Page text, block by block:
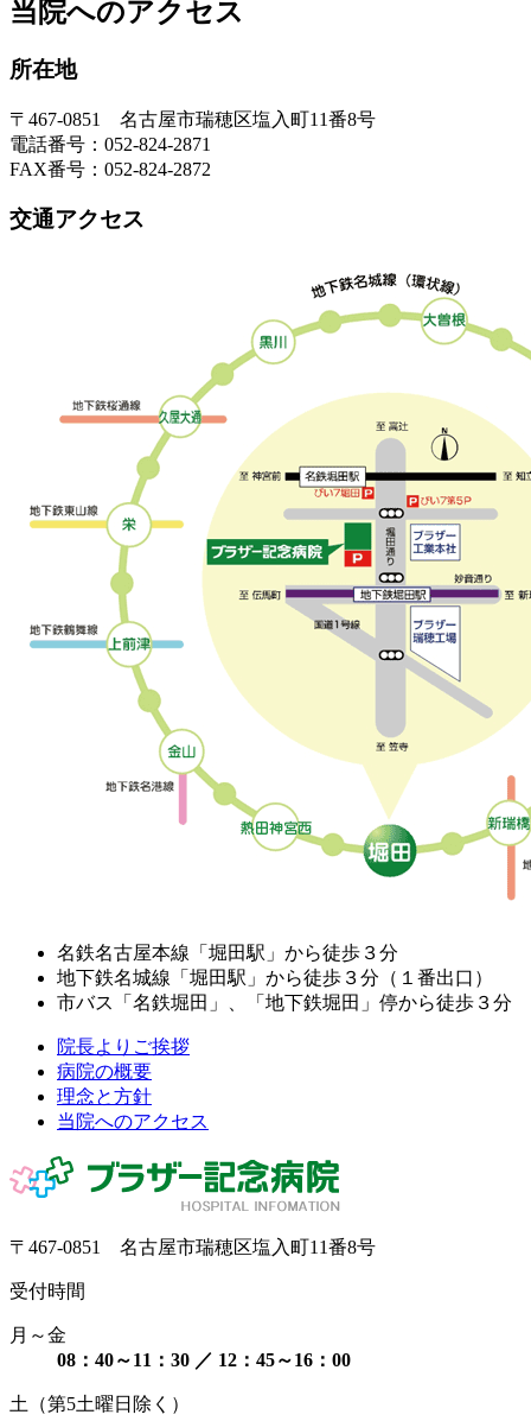
当院へのアクセス
所在地
〒467-0851 名古屋市瑞穂区塩入町11番8号
電話番号：052-824-2871
FAX番号：052-824-2872
交通アクセス
名鉄名古屋本線「堀田駅」から徒歩３分
地下鉄名城線「堀田駅」から徒歩３分（１番出口）
市バス「名鉄堀田」、「地下鉄堀田」停から徒歩３分
院長よりご挨拶
病院の概要
理念と方針
当院へのアクセス
〒467-0851 名古屋市瑞穂区塩入町11番8号
受付時間
月～金
08：40～11：30 ／ 12：45～16：00
土（第5土曜日除く）